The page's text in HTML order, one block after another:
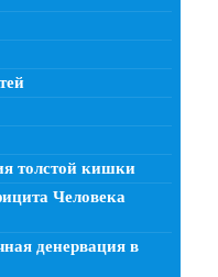
толстой кишки
Человека
денервация в